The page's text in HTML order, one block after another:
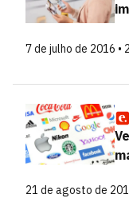
7 de julho de 2016 •
21 de agosto de